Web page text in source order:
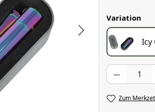
Variation
Icy
Produkt
Zum